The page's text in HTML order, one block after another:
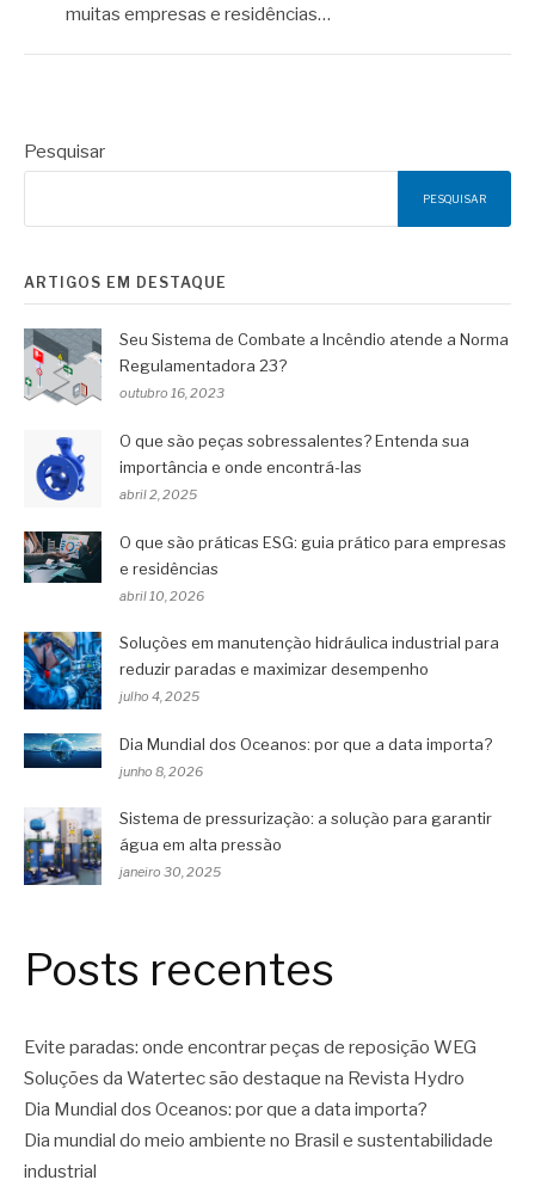
muitas empresas e residências…
Pesquisar
PESQUISAR
ARTIGOS EM DESTAQUE
Seu Sistema de Combate a Incêndio atende a Norma
Regulamentadora 23?
outubro 16, 2023
O que são peças sobressalentes? Entenda sua
importância e onde encontrá-las
abril 2, 2025
O que são práticas ESG: guia prático para empresas
e residências
abril 10, 2026
Soluções em manutenção hidráulica industrial para
reduzir paradas e maximizar desempenho
julho 4, 2025
Dia Mundial dos Oceanos: por que a data importa?
junho 8, 2026
Sistema de pressurização: a solução para garantir
água em alta pressão
janeiro 30, 2025
Posts recentes
Evite paradas: onde encontrar peças de reposição WEG
Soluções da Watertec são destaque na Revista Hydro
Dia Mundial dos Oceanos: por que a data importa?
Dia mundial do meio ambiente no Brasil e sustentabilidade
industrial